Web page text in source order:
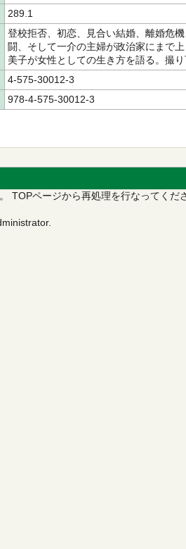
289.1
登校拒否、初恋、見合い結婚、離婚危
闘、そして一介の主婦が政治家にまで
美子が女性としての生き方を語る。撮
4-575-30012-3
978-4-575-30012-3
TOPページから再処理を行なってくだ